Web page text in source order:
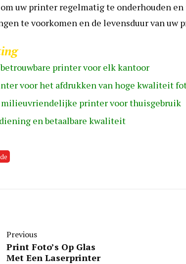
uw printer regelmatig te onderhouden
te voorkomen en de levensduur van uw
printer voor elk kantoor
voor het afdrukken van hoge kwaliteit
printer voor thuisgebruik
en betaalbare kwaliteit
Previous
Print Foto’s Op Glas
Met Een Laserprinter